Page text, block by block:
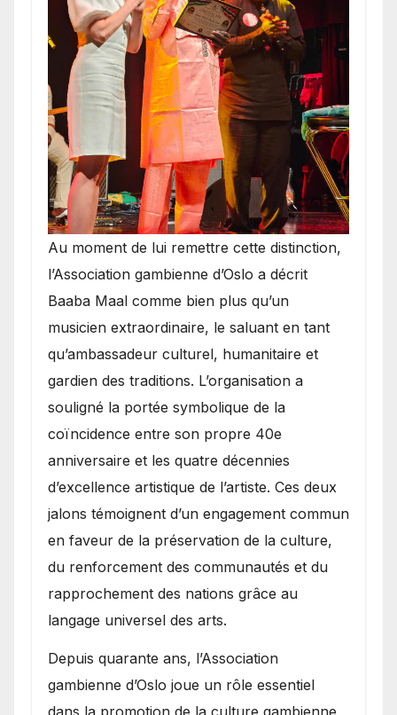
​Au moment de lui remettre cette distinction,
l’Association gambienne d’Oslo a décrit
Baaba Maal comme bien plus qu’un
musicien extraordinaire, le saluant en tant
qu’ambassadeur culturel, humanitaire et
gardien des traditions. L’organisation a
souligné la portée symbolique de la
coïncidence entre son propre 40e
anniversaire et les quatre décennies
d’excellence artistique de l’artiste. Ces deux
jalons témoignent d’un engagement commun
en faveur de la préservation de la culture,
du renforcement des communautés et du
rapprochement des nations grâce au
langage universel des arts.
​Depuis quarante ans, l’Association
gambienne d’Oslo joue un rôle essentiel
dans la promotion de la culture gambienne,